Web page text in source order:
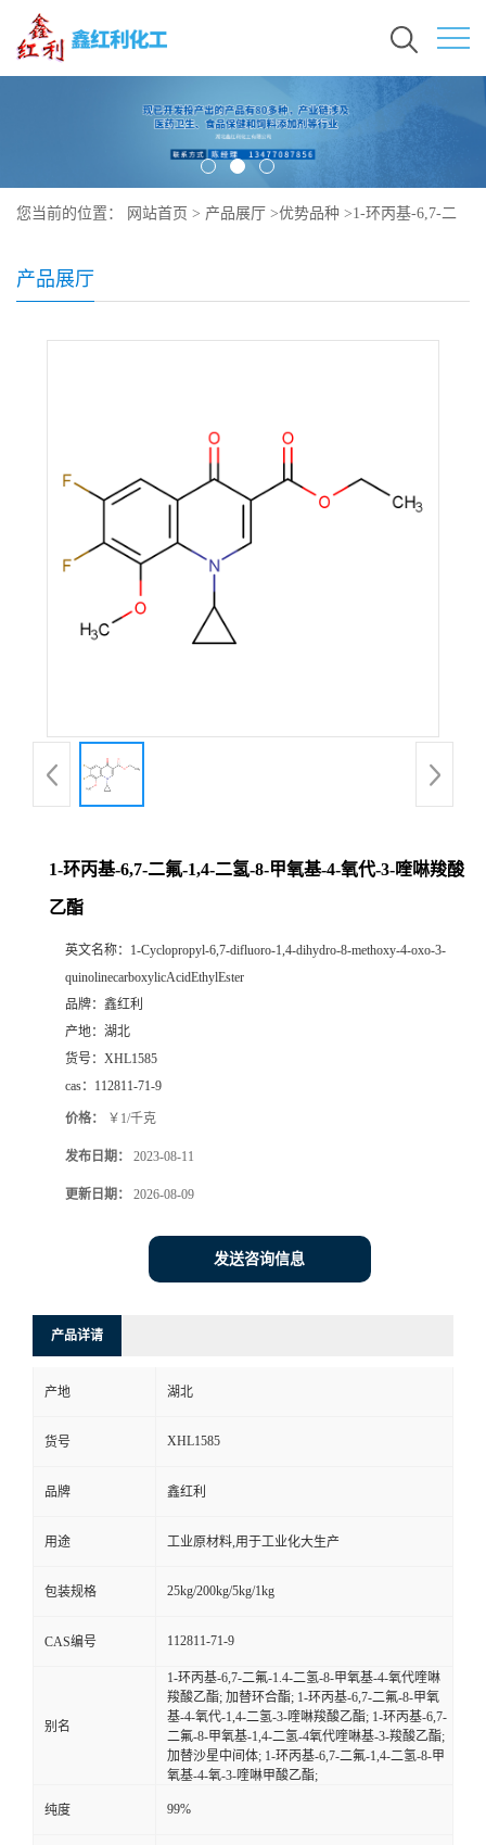
您当前的位置： 网站首页 > 产品展厅 >优势品种 >1-环丙基-6,7-二
产品展厅
1-环丙基-6,7-二氟-1,4-二氢-8-甲氧基-4-氧代-3-喹啉羧酸
乙酯
英文名称： 1-Cyclopropyl-6,7-difluoro-1,4-dihydro-8-methoxy-4-oxo-3-
quinolinecarboxylicAcidEthylEster
品牌： 鑫红利
产地： 湖北
货号： XHL1585
cas： 112811-71-9
价格： ￥1/千克
发布日期： 2023-08-11
更新日期： 2026-08-09
发送咨询信息
产品详请
产地 湖北
货号 XHL1585
品牌 鑫红利
用途 工业原材料,用于工业化大生产
包装规格 25kg/200kg/5kg/1kg
CAS编号 112811-71-9
别名
1-环丙基-6,7-二氟-1.4-二氢-8-甲氧基-4-氧代喹啉
羧酸乙酯; 加替环合酯; 1-环丙基-6,7-二氟-8-甲氧
基-4-氧代-1,4-二氢-3-喹啉羧酸乙酯; 1-环丙基-6,7-
二氟-8-甲氧基-1,4-二氢-4氧代喹啉基-3-羧酸乙酯;
加替沙星中间体; 1-环丙基-6,7-二氟-1,4-二氢-8-甲
氧基-4-氧-3-喹啉甲酸乙酯;
纯度 99%